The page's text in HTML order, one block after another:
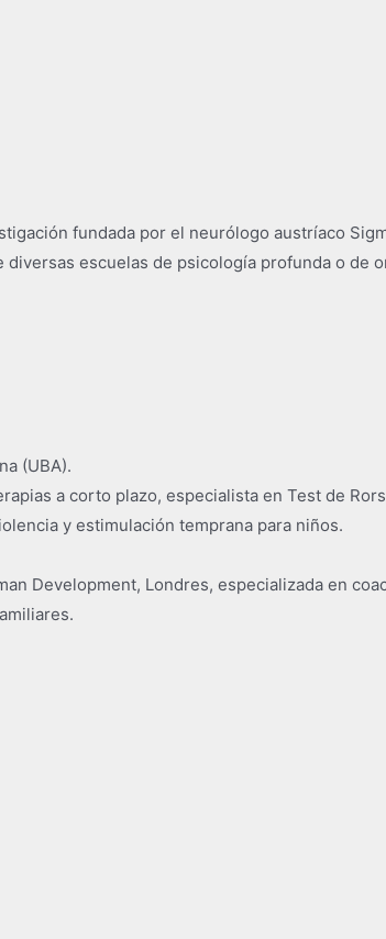
fundada por el neurólogo austríaco
escuelas de psicología profunda o de
(UBA).
a corto plazo, especialista en Test de
y estimulación temprana para niños.
Development, Londres, especializada en